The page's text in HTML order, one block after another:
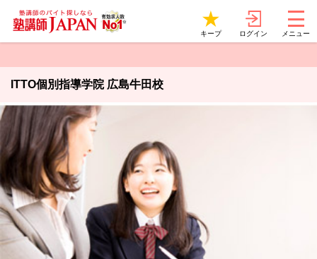
キープ ログイン メニュー
ITTO個別指導学院 広島牛田校